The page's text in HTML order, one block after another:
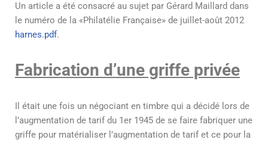
Un article a été consacré au sujet par Gérard Maillard dans
le numéro de la «Philatélie Française» de juillet-août 2012
harnes.pdf.
Fabrication d’une griffe privée
Il était une fois un négociant en timbre qui a décidé lors de
l’augmentation de tarif du 1er 1945 de se faire fabriquer une
griffe pour matérialiser l’augmentation de tarif et ce pour la